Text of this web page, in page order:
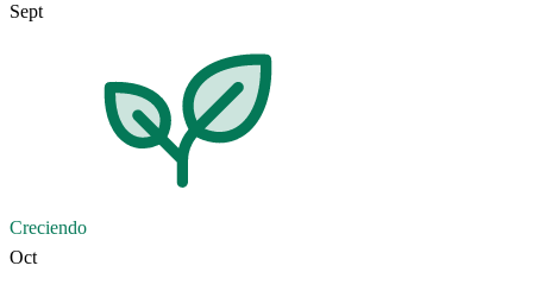
Sept
Creciendo
Oct